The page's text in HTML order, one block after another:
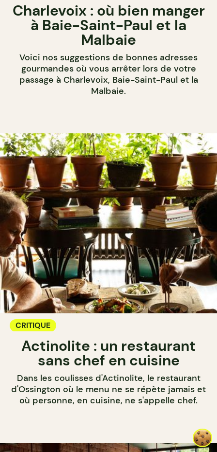
Charlevoix : où bien manger
à Baie-Saint-Paul et la
Malbaie
Voici nos suggestions de bonnes adresses
gourmandes où vous arrêter lors de votre
passage à Charlevoix, Baie-Saint-Paul et la
Malbaie.
CRITIQUE
Actinolite : un restaurant
sans chef en cuisine
Dans les coulisses d'Actinolite, le restaurant
d'Ossington où le menu ne se répète jamais et
où personne, en cuisine, ne s'appelle chef.